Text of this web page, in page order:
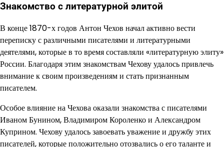
Знакомство с литературной элитой
В конце 1870-х годов Антон Чехов начал активно вести
переписку с различными писателями и литературными
деятелями, которые в то время составляли «литературную элиту»
России. Благодаря этим знакомствам Чехову удалось привлечь
внимание к своим произведениям и стать признанным
писателем.
Особое влияние на Чехова оказали знакомства с писателями
Иваном Бунином, Владимиром Короленко и Александром
Куприном. Чехову удалось завоевать уважение и дружбу этих
писателей, которые положительно отозвались о его таланте и